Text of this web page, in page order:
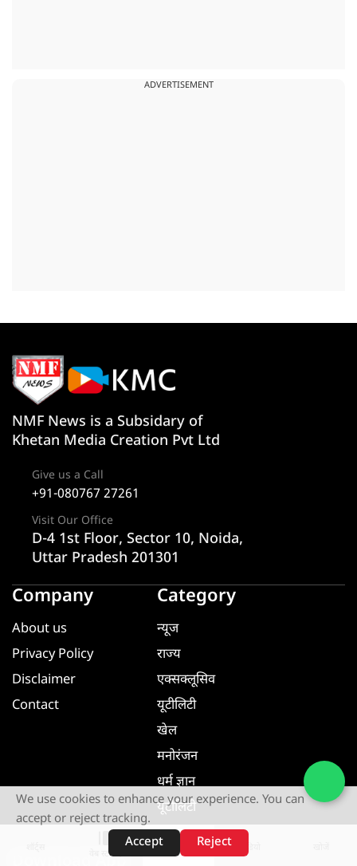
ADVERTISEMENT
वेब स्टोरीज़
NMF News is a Subsidary of
Khetan Media Creation Pvt Ltd
Give us a Call
+91-080767 27261
Visit Our Office
D-4 1st Floor, Sector 10, Noida,
Uttar Pradesh 201301
Company
About us
Privacy Policy
Disclaimer
Contact
Category
न्यूज
राज्य
एक्सक्लूसिव
यूटीलिटी
खेल
मनोरंजन
धर्म ज्ञान
यूटीलिटी
Download App
We use cookies to enhance your experience. You can
accept or reject tracking.
Accept
Reject